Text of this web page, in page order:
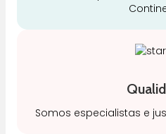
Somos especialistas e